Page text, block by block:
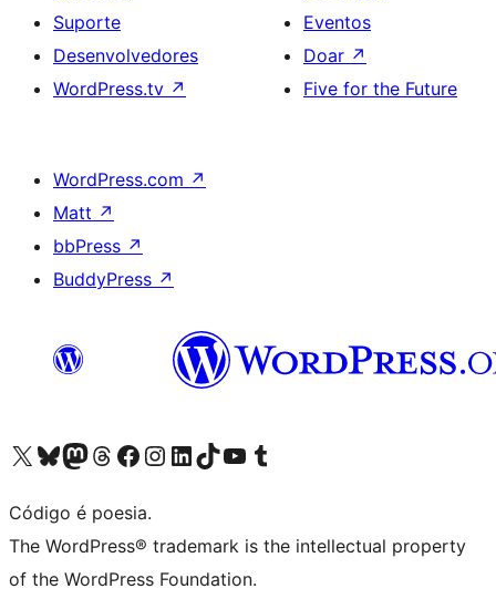
Suporte
Desenvolvedores
WordPress.tv ↗
Eventos
Doar ↗
Five for the Future
WordPress.com ↗
Matt ↗
bbPress ↗
BuddyPress ↗
Acessar nossa conta do X (antigo Twitter)
Acessar nossa conta do Bluesky
Acessar nossa conta do Mastodon
Acessar nossa conta do Threads
Acessar nossa página do Facebook
Acessar nossa conta do Instagram
Acessar nossa conta do LinkedIn
Acessar nossa conta do TikTok
Acessar nosso canal do YouTube
Acessar nossa conta no Tumblr
Código é poesia.
The WordPress® trademark is the intellectual property
of the WordPress Foundation.